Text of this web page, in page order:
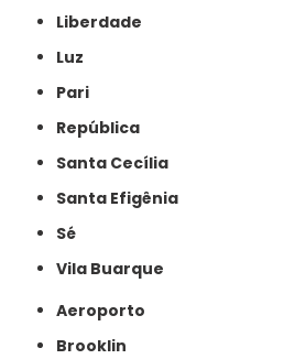
Liberdade
Luz
Pari
República
Santa Cecília
Santa Efigênia
Sé
Vila Buarque
Aeroporto
Brooklin